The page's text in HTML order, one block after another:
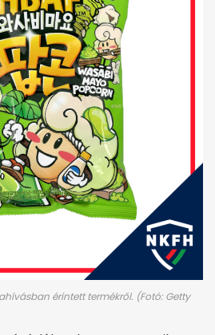
érintett termékről. (Fotó: Getty